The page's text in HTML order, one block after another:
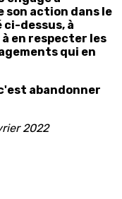
son action dans le
ci-dessus, à
en respecter les
qui en
abandonner
2022